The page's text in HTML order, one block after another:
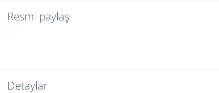
Resmi paylaş
Detaylar